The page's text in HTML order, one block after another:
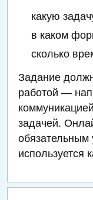
какую
в каком
сколько
Задание
работой —
задачей.
обязательным
используется